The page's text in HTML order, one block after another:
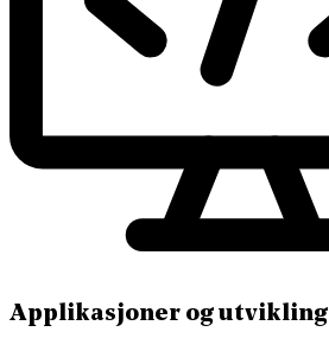
Applikasjoner og utvikling